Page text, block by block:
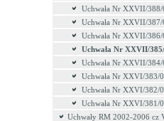
Uchwała Nr XXVII/388/
Uchwała Nr XXVII/387/
Uchwała Nr XXVII/386/
Uchwała Nr XXVII/
Uchwała Nr XXVII/384/
Uchwała Nr XXVI/383/
Uchwała Nr XXVI/382/
Uchwała Nr XXVI/381/
Uchwały RM 2002-2006 cz